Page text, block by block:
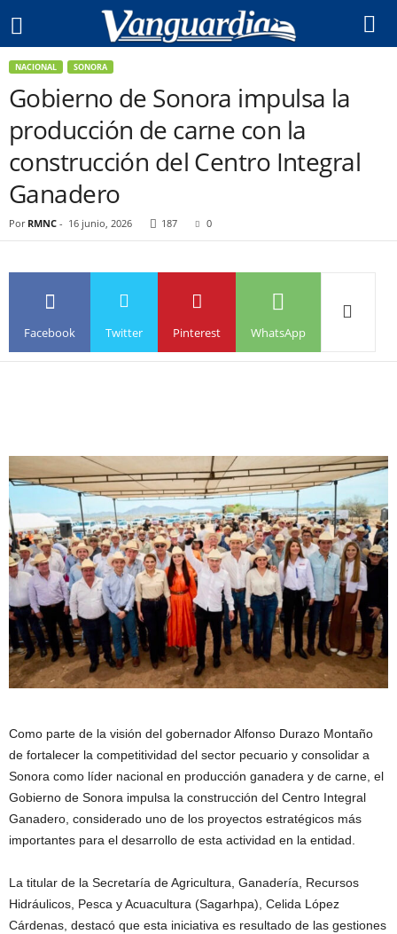
NACIONAL SONORA
Gobierno de Sonora impulsa la
producción de carne con la
construcción del Centro Integral
Ganadero
Por RMNC - 16 junio, 2026 187 0
Facebook Twitter Pinterest WhatsApp
Como parte de la visión del gobernador Alfonso Durazo Montaño
de fortalecer la competitividad del sector pecuario y consolidar a
Sonora como líder nacional en producción ganadera y de carne, el
Gobierno de Sonora impulsa la construcción del Centro Integral
Ganadero, considerado uno de los proyectos estratégicos más
importantes para el desarrollo de esta actividad en la entidad.
La titular de la Secretaría de Agricultura, Ganadería, Recursos
Hidráulicos, Pesca y Acuacultura (Sagarhpa), Celida López
Cárdenas, destacó que esta iniciativa es resultado de las gestiones